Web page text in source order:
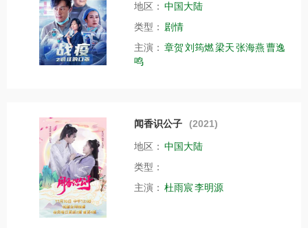
地区： 中国大陆
类型： 剧情
主演： 章贺刘筠燃梁天张海燕曹逸
鸣
闻香识公子 (2021)
地区： 中国大陆
类型：
主演： 杜雨宸李明源